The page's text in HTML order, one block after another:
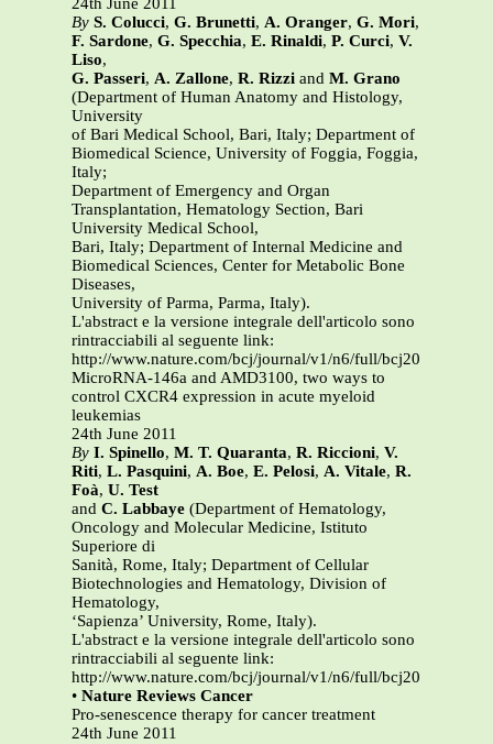
24th June 2011
By S. Colucci, G. Brunetti, A. Oranger, G. Mori,
F. Sardone, G. Specchia, E. Rinaldi, P. Curci, V.
Liso,
G. Passeri, A. Zallone, R. Rizzi and M. Grano
(Department of Human Anatomy and Histology,
University
of Bari Medical School, Bari, Italy; Department of
Biomedical Science, University of Foggia, Foggia,
Italy;
Department of Emergency and Organ
Transplantation, Hematology Section, Bari
University Medical School,
Bari, Italy; Department of Internal Medicine and
Biomedical Sciences, Center for Metabolic Bone
Diseases,
University of Parma, Parma, Italy).
L'abstract e la versione integrale dell'articolo sono
rintracciabili al seguente link:
http://www.nature.com/bcj/journal/v1/n6/full/
MicroRNA-146a and AMD3100, two ways to
control CXCR4 expression in acute myeloid
leukemias
24th June 2011
By I. Spinello, M. T. Quaranta, R. Riccioni, V.
Riti, L. Pasquini, A. Boe, E. Pelosi, A. Vitale, R.
Foà, U. Test
and C. Labbaye (Department of Hematology,
Oncology and Molecular Medicine, Istituto
Superiore di
Sanità, Rome, Italy; Department of Cellular
Biotechnologies and Hematology, Division of
Hematology,
‘Sapienza’ University, Rome, Italy).
L'abstract e la versione integrale dell'articolo sono
rintracciabili al seguente link:
http://www.nature.com/bcj/journal/v1/n6/full/
• Nature Reviews Cancer
Pro-senescence therapy for cancer treatment
24th June 2011